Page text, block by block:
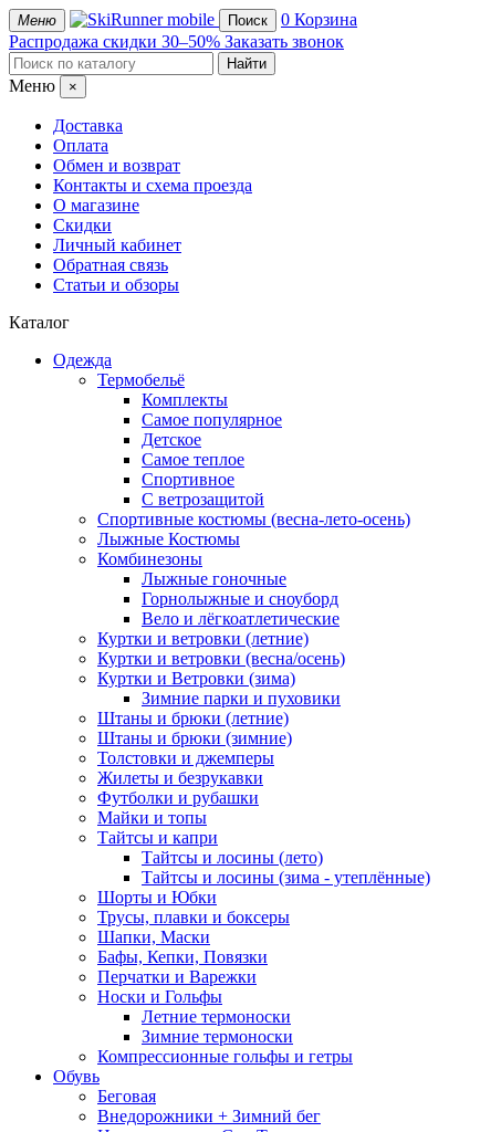
Меню mobile Поиск 0 Корзина
Распродажа скидки 30–50% Заказать звонок
Меню ×
Доставка
Оплата
Обмен и возврат
Контакты и схема проезда
О магазине
Скидки
Личный кабинет
Обратная связь
Статьи и обзоры
Каталог
Одежда
Термобельё
Комплекты
Самое популярное
Детское
Самое теплое
Спортивное
С ветрозащитой
Спортивные костюмы (весна-лето-осень)
Лыжные Костюмы
Комбинезоны
Лыжные гоночные
Горнолыжные и сноуборд
Вело и лёгкоатлетические
Куртки и ветровки (летние)
Куртки и ветровки (весна/осень)
Куртки и Ветровки (зима)
Зимние парки и пуховики
Штаны и брюки (летние)
Штаны и брюки (зимние)
Толстовки и джемперы
Жилеты и безрукавки
Футболки и рубашки
Майки и топы
Тайтсы и капри
Тайтсы и лосины (лето)
Тайтсы и лосины (зима - утеплённые)
Шорты и Юбки
Трусы, плавки и боксеры
Шапки, Маски
Бафы, Кепки, Повязки
Перчатки и Варежки
Носки и Гольфы
Летние термоноски
Зимние термоноски
Компрессионные гольфы и гетры
Обувь
Беговая
Внедорожники + Зимний бег